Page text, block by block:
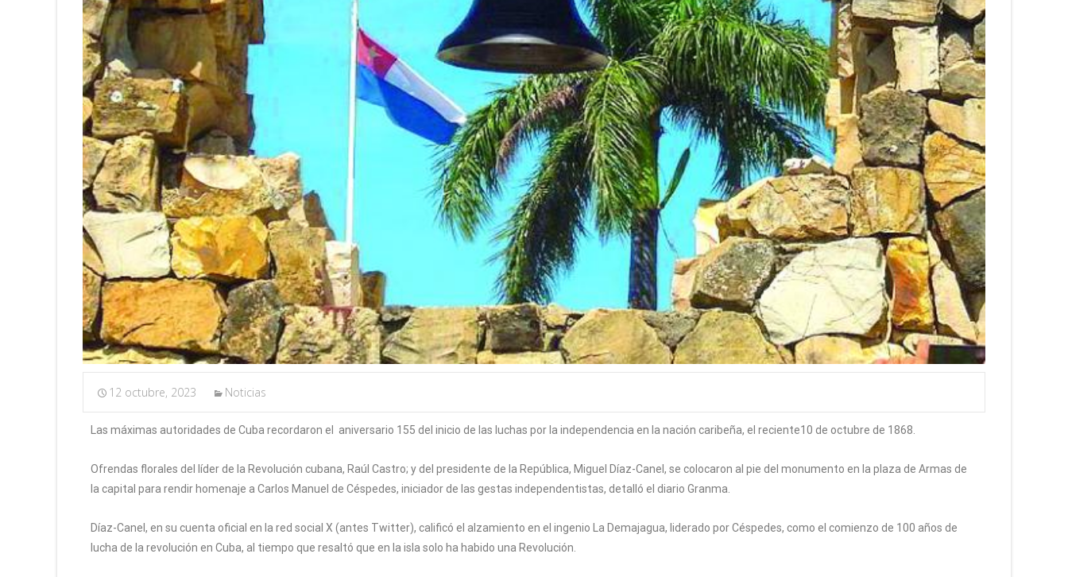
12 octubre, 2023 Noticias
Las máximas autoridades de Cuba recordaron el aniversario 155 del inicio de las luchas por la independencia en la nación caribeña, el reciente10 de octubre de 1868.
Ofrendas florales del líder de la Revolución cubana, Raúl Castro; y del presidente de la República, Miguel Díaz-Canel, se colocaron al pie del monumento en la plaza de Armas de
la capital para rendir homenaje a Carlos Manuel de Céspedes, iniciador de las gestas independentistas, detalló el diario Granma.
Díaz-Canel, en su cuenta oficial en la red social X (antes Twitter), calificó el alzamiento en el ingenio La Demajagua, liderado por Céspedes, como el comienzo de 100 años de
lucha de la revolución en Cuba, al tiempo que resaltó que en la isla solo ha habido una Revolución.